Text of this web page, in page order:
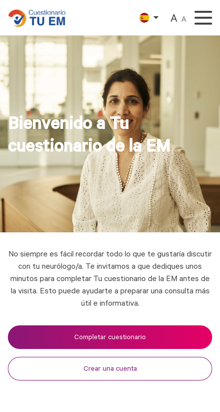
A A
Bienvenido a Tu
cuestionario de la EM
No siempre es fácil recordar todo lo que te gustaría discutir
con tu neurólogo/a. Te invitamos a que dediques unos
minutos para completar Tu cuestionario de la EM antes de
la visita. Esto puede ayudarte a preparar una consulta más
útil e informativa.
Completar cuestionario
Crear una cuenta